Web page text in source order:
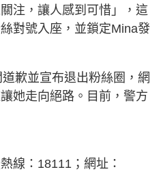
注，讓人感到可惜」，這
對號入座，並鎖定Mina發
歉並宣布退出粉絲圈，網
她走向絕路。目前，警方
線：18111；網址：